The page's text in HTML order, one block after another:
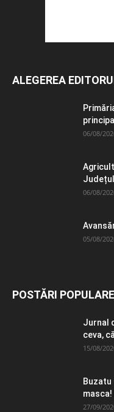
ALEGEREA
06/08/
06/08/
05/08/
POSTĂRI POPULARE
Jurnal
ceva,
15/08/
Buzatu
masca!
27/09/